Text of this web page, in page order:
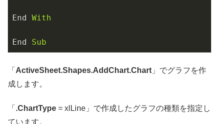
End With
End Sub
「 ActiveSheet.Shapes.AddChart.Chart 」でグラフを作
成します。
「 .ChartType = xlLine」で作成したグラフの種類を指定し
ています。